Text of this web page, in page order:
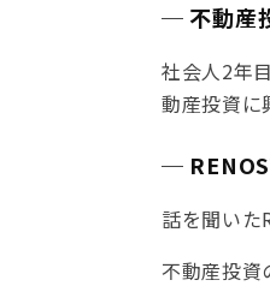
─ 不動産
社会人2年
動産投資に
─
話を聞いた
不動産投資